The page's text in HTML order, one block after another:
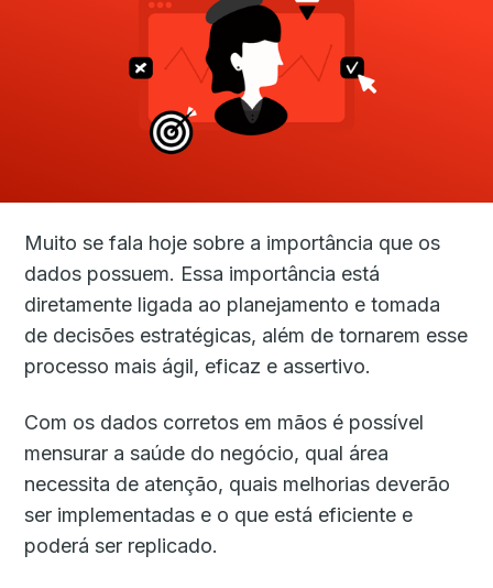
Muito se fala hoje sobre a importância que os
dados possuem. Essa importância está
diretamente ligada ao planejamento e tomada
de decisões estratégicas, além de tornarem esse
processo mais ágil, eficaz e assertivo.
Com os dados corretos em mãos é possível
mensurar a saúde do negócio, qual área
necessita de atenção, quais melhorias deverão
ser implementadas e o que está eficiente e
poderá ser replicado.